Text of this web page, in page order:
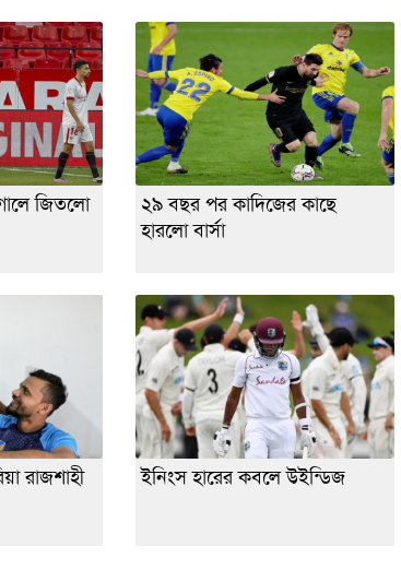
জিতলো
২৯ বছর পর কাদিজের কাছে
হারলো বার্সা
রাজশাহী ইনিংস হারের কবলে উইন্ডিজ